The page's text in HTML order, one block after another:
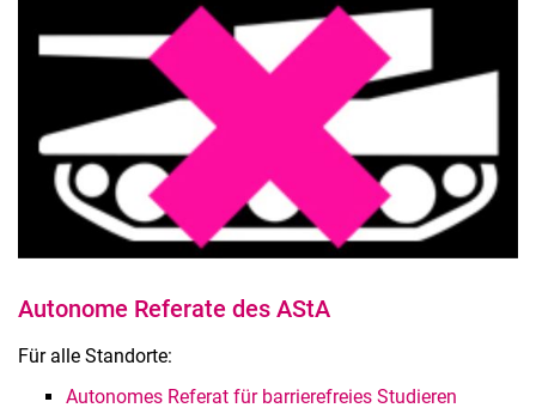
Autonome Referate des AStA
Für alle Standorte:
Autonomes Referat für barrierefreies Studieren